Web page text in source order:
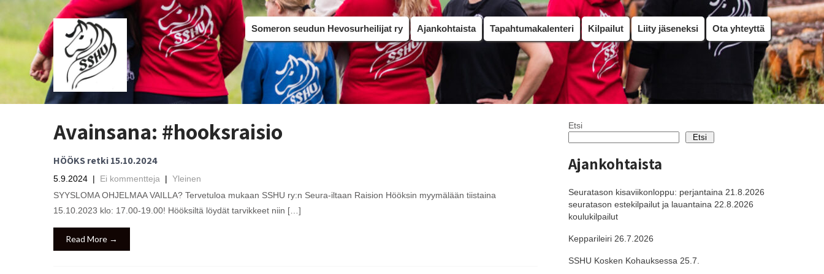
Someron seudun Hevosurheilijat ry Ajankohtaista Tapahtumakalenteri Kilpailut Liity jäseneksi Ota yhteyttä
Avainsana: #hooksraisio
HÖÖKS retki 15.10.2024
5.9.2024 | Ei kommentteja | Yleinen
SYYSLOMA OHJELMAA VAILLA? Tervetuloa mukaan SSHU ry:n Seura-iltaan Raision Hööksin myymälään tiistaina
15.10.2023 klo: 17.00-19.00! Hööksiltä löydät tarvikkeet niin […]
Read More →
Etsi
Etsi
Ajankohtaista
Seuratason kisaviikonloppu: perjantaina 21.8.2026
seuratason estekilpailut ja lauantaina 22.8.2026
koulukilpailut
Kepparileiri 26.7.2026
SSHU Kosken Kohauksessa 25.7.